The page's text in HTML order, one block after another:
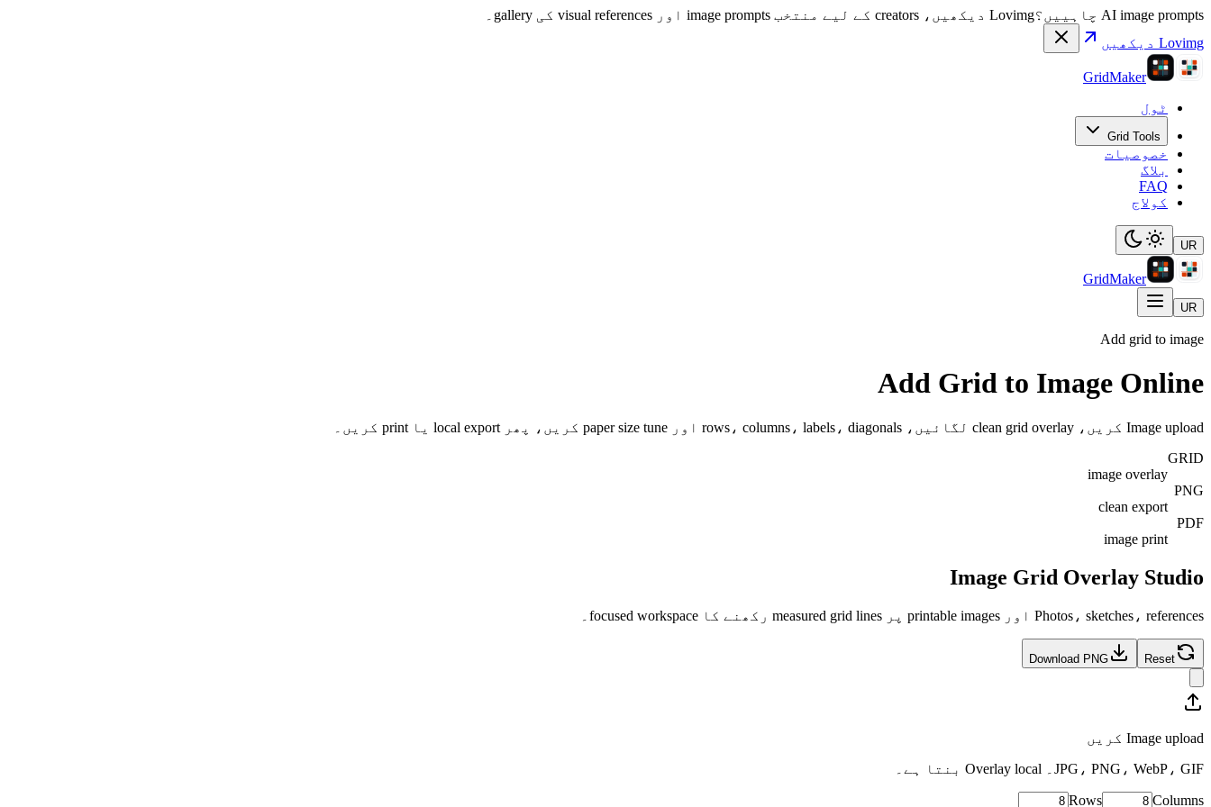
AI image prompts چاہییں؟
Lovimg دیکھیں، creators کے لیے منتخب image prompts اور visual references کی gallery۔
Lovimg دیکھیں
GridMaker
ٹول
Grid Tools
خصوصیات
بلاگ
FAQ
کولاج
UR
GridMaker
UR
Add grid to image
Add Grid to Image Online
Image upload کریں، clean grid overlay لگائیں، rows، columns، labels، diagonals اور paper size tune کریں، پھر local export یا print کریں۔
GRID
image overlay
PNG
clean export
PDF
image print
Image Grid Overlay Studio
Photos، sketches، references اور printable images پر measured grid lines رکھنے کا focused workspace۔
Reset
Download PNG
Image upload کریں
JPG، PNG، WebP، GIF۔ Overlay local بنتا ہے۔
Rows
Columns